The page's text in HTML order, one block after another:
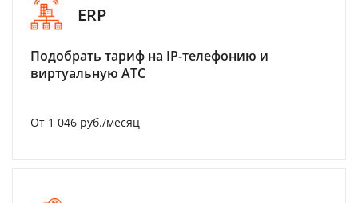
ERP
Подобрать тариф на IP-телефонию и
виртуальную АТС
От 1 046 руб./месяц